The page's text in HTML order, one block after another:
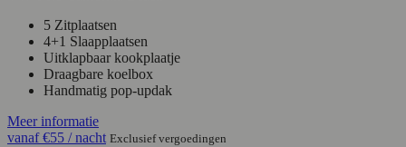
5 Zitplaatsen
4+1 Slaapplaatsen
Uitklapbaar kookplaatje
Draagbare koelbox
Handmatig pop-updak
Meer informatie
vanaf€55 / nacht Exclusief vergoedingen